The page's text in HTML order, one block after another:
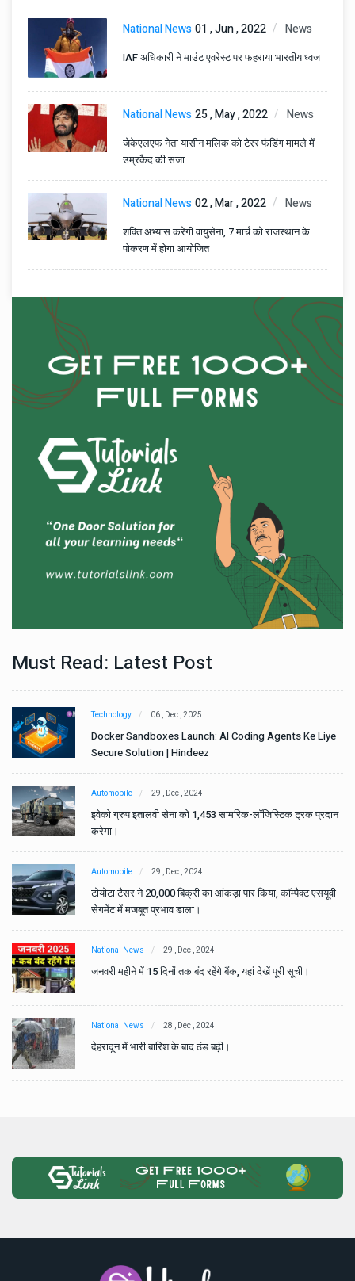
National News01 , Jun , 2022 News
IAF अधिकारी ने माउंट एवरेस्ट पर फहराया भारतीय ध्वज
National News25 , May , 2022 News
जेकेएलएफ नेता यासीन मलिक को टेरर फंडिंग मामले में
उम्रकैद की सजा
National News02 , Mar , 2022 News
शक्ति अभ्यास करेगी वायुसेना, 7 मार्च को राजस्थान के
पोकरण में होगा आयोजित
Must Read: Latest Post
Technology 06 , Dec , 2025
Docker Sandboxes Launch: AI Coding Agents Ke Liye
Secure Solution | Hindeez
Automobile 29 , Dec , 2024
इवेको ग्रुप इतालवी सेना को 1,453 सामरिक-लॉजिस्टिक ट्रक प्रदान
करेगा।
Automobile 29 , Dec , 2024
टोयोटा टैसर ने 20,000 बिक्री का आंकड़ा पार किया, कॉम्पैक्ट एसयूवी
सेगमेंट में मजबूत प्रभाव डाला।
National News 29 , Dec , 2024
जनवरी महीने में 15 दिनों तक बंद रहेंगे बैंक, यहां देखें पूरी सूची।
National News 28 , Dec , 2024
देहरादून में भारी बारिश के बाद ठंड बढ़ी।